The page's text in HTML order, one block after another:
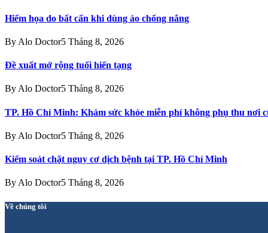
Hiểm họa do bất cẩn khi dùng áo chống nắng
By Alo Doctor5 Tháng 8, 2026
Đề xuất mở rộng tuổi hiến tạng
ByAlo Doctor5 Tháng 8, 2026
TP. Hồ Chí Minh: Khám sức khỏe miễn phí không phụ thu nơi
By Alo Doctor5 Tháng 8, 2026
Kiểm soát chặt nguy cơ dịch bệnh tại TP. Hồ Chí Minh
ByAlo Doctor5 Tháng 8, 2026
Về chúng tôi